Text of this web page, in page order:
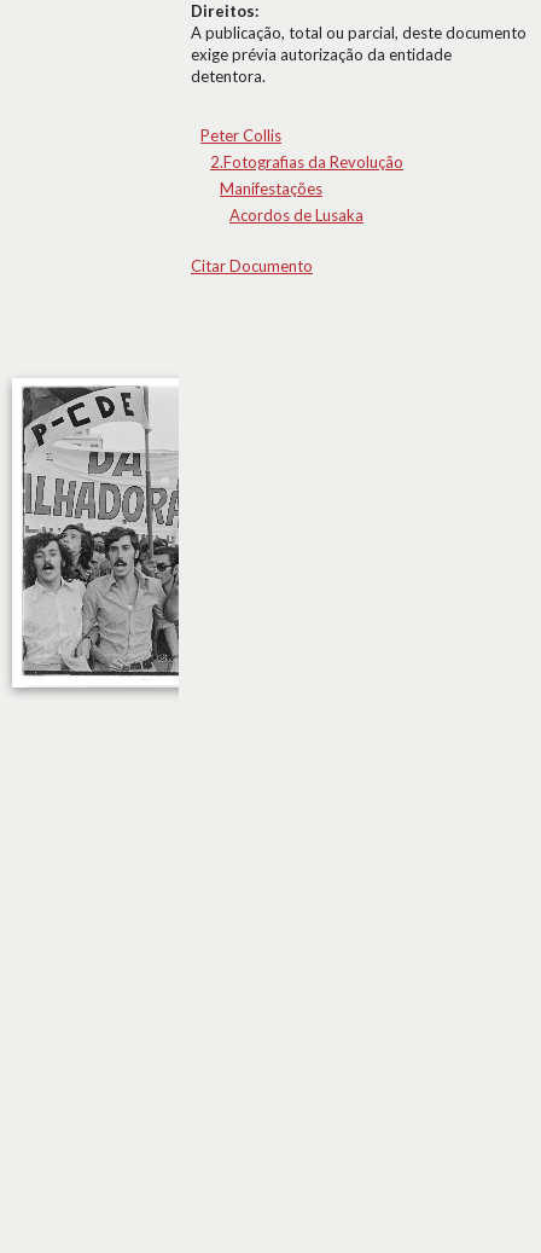
Direitos:
A publicação, total ou parcial, deste documento
exige prévia autorização da entidade
detentora.
Peter Collis
2.Fotografias da Revolução
Manifestações
Acordos de Lusaka
Citar Documento